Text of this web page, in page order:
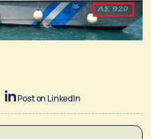
Post on LinkedIn